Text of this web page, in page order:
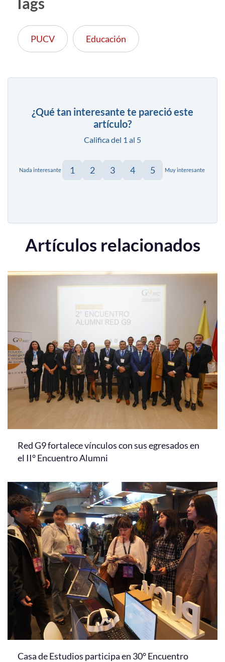
PUCV Educación
¿Qué tan interesante te pareció este
artículo?
Califica del 1 al 5
Nada interesante 1 2 3 4 5 Muy interesante
Artículos relacionados
Red G9 fortalece vínculos con sus egresados en
el II° Encuentro Alumni
Casa de Estudios participa en 30° Encuentro